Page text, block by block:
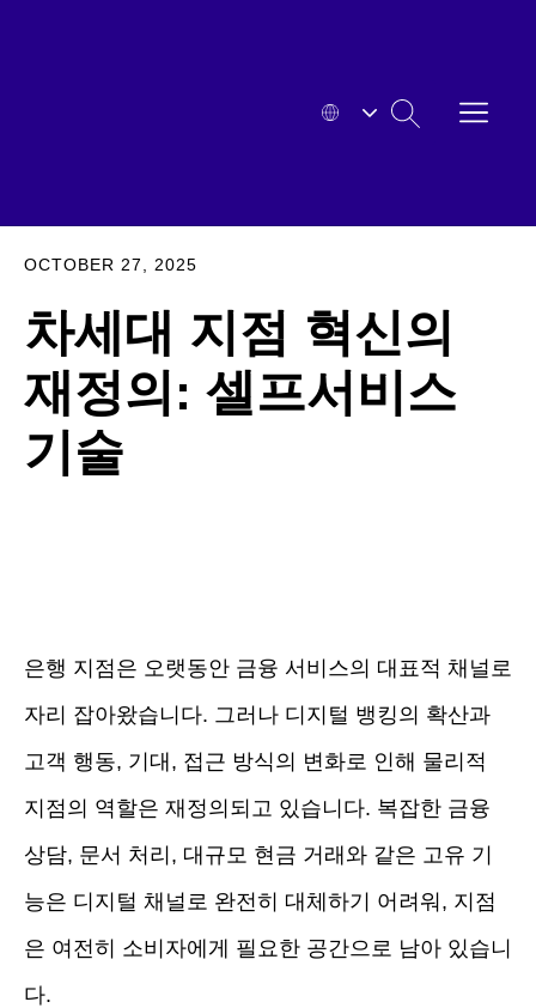
OPEN
MENU
SEARCH
HYOSUNG
OCTOBER 27, 2025
차세대 지점 혁신의
재정의: 셀프서비스
기술
은행 지점은 오랫동안 금융 서비스의 대표적 채널로
자리 잡아왔습니다. 그러나 디지털 뱅킹의 확산과
고객 행동, 기대, 접근 방식의 변화로 인해 물리적
지점의 역할은 재정의되고 있습니다. 복잡한 금융
상담, 문서 처리, 대규모 현금 거래와 같은 고유 기
능은 디지털 채널로 완전히 대체하기 어려워, 지점
은 여전히 소비자에게 필요한 공간으로 남아 있습니
다.